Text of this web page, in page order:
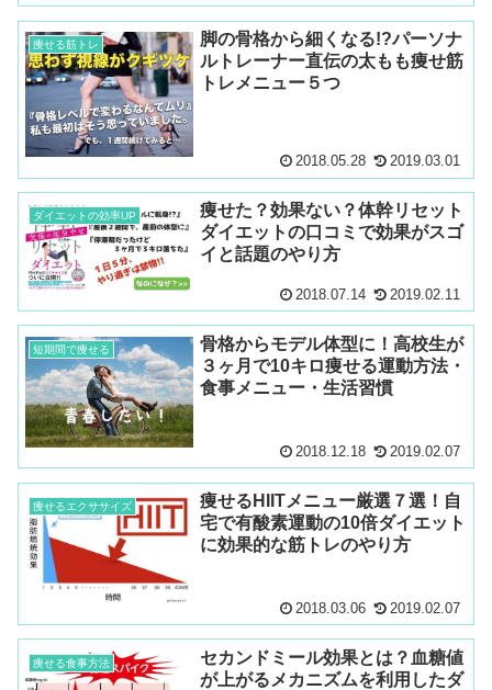
痩せる筋トレ
脚の骨格から細くなる!?パーソナ
ルトレーナー直伝の太もも痩せ筋
トレメニュー５つ
2018.05.28 2019.03.01
ダイエットの効率UP
痩せた？効果ない？体幹リセット
ダイエットの口コミで効果がスゴ
イと話題のやり方
2018.07.14 2019.02.11
短期間で痩せる
骨格からモデル体型に！高校生が
３ヶ月で10キロ痩せる運動方法・
食事メニュー・生活習慣
2018.12.18 2019.02.07
痩せるエクササイズ
痩せるHIITメニュー厳選７選！自
宅で有酸素運動の10倍ダイエット
に効果的な筋トレのやり方
2018.03.06 2019.02.07
痩せる食事方法
セカンドミール効果とは？血糖値
が上がるメカニズムを利用したダ